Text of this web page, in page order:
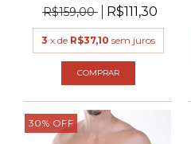
R$159,00
R$111,30
3 x de R$37,10 sem juros
COMPRAR
30% OFF